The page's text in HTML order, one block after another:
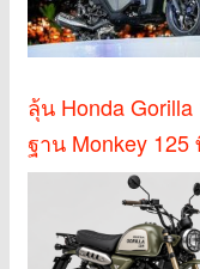
ลุ้น Honda
ฐาน Monkey